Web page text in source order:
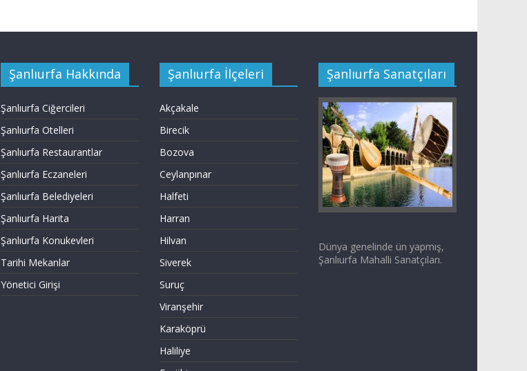
Şanlıurfa Hakkında
Şanlıurfa Ciğercileri
Şanlıurfa Otelleri
Şanlıurfa Restaurantlar
Şanlıurfa Eczaneleri
Şanlıurfa Belediyeleri
Şanlıurfa Harita
Şanlıurfa Konukevleri
Tarihi Mekanlar
Yönetici Girişi
Şanlıurfa İlçeleri
Akçakale
Birecik
Bozova
Ceylanpınar
Halfeti
Harran
Hilvan
Siverek
Suruç
Viranşehir
Karaköprü
Haliliye
Şanlıurfa Sanatçıları
Dünya genelinde ün yapmış,
Şanlıurfa Mahalli Sanatçıları.